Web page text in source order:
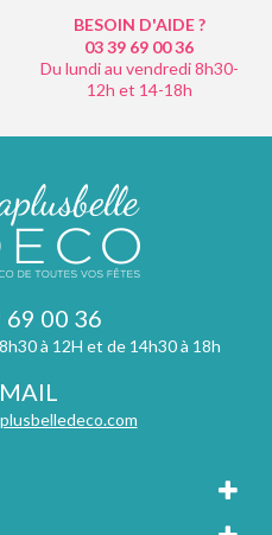
BESOIN D'AIDE ?
03 39 69 0036
Du lundi au vendredi 8h30-
12h et 14-18h
69 00 36
à 12H et de 14h30 à 18h